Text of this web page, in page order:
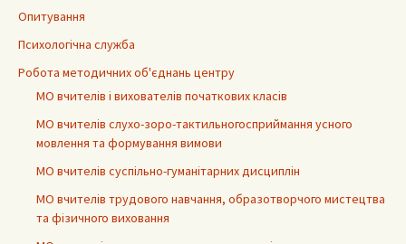
Опитування
Психологічна служба
Робота методичних об'єднань центру
МО вчителів і вихователів початкових класів
МО вчителів слухо-зоро-тактильногосприймання усного
мовлення та формування вимови
МО вчителів суспільно-гуманітарних дисциплін
МО вчителів трудового навчання, образотворчого мистецтва
та фізичного виховання